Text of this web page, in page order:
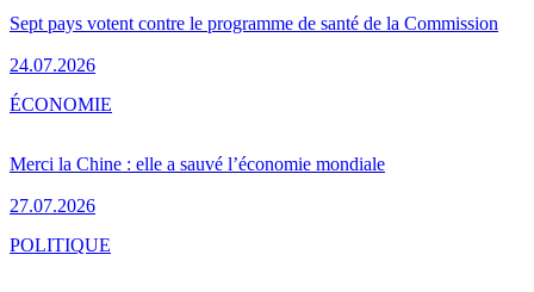
Sept pays votent contre le programme de santé de la Commission
24.07.2026
Merci la Chine : elle a sauvé l’économie mondiale
27.07.2026
ÉCONOMIE
POLITIQUE